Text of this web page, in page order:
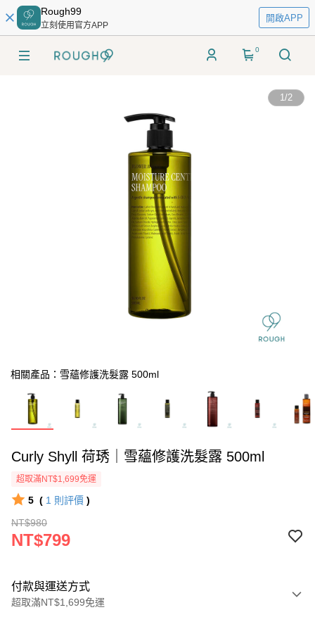
Rough99
立刻使用官方APP
開啟APP
0
1/2
相關產品：雪蘊修護洗髮露 500ml
Curly Shyll 荷琇｜雪蘊修護洗髮露 500ml
超取滿NT$1,699免運
5 ( 1 則評價 )
NT$980
NT$799
付款與運送方式
超取滿NT$1,699免運